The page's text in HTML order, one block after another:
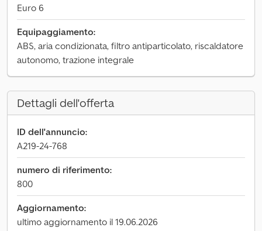
Euro 6
Equipaggiamento:
ABS, aria condizionata, filtro antiparticolato, riscaldatore
autonomo, trazione integrale
Dettagli dell'offerta
ID dell'annuncio:
A219-24-768
numero di riferimento:
800
Aggiornamento:
ultimo aggiornamento il 19.06.2026